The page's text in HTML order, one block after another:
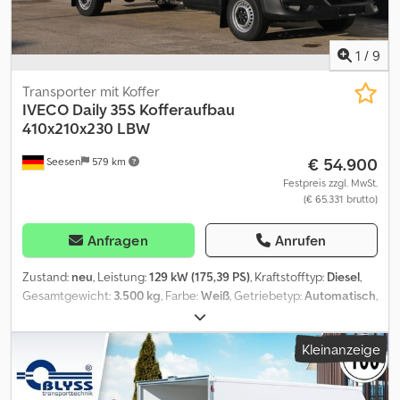
1 / 9
Seesen 579 km
Transporter mit Koffer
IVECO Daily 35S Kofferaufbau
410x210x230 LBW
€ 54.900
Festpreis zzgl. MwSt.
(€ 65.331 brutto)
Anfragen Anrufen
Zustand: neu, Leistung:129 kW (175,39 PS), Kraftstofftyp: Diesel,
Gesamtgewicht: 3.500 kg , Farbe:Weiß , Getriebetyp:Automatisch
, Laderaumlänge:
Laderaumbreite:2.100 mm, Laderaumhöhe:2.300 mm,
ABS, Elektronisches Stabilitätsprogramm (ESP),
Klimaanlage, Ladebordwand, Navigationssystem, Rußfilter,
Zentralverriegelung, IVECO Daily 35S18HA8/P mit Kofferaufbau
Kleinanzeige